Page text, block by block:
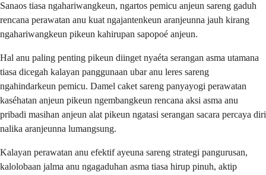
Sanaos tiasa ngahariwangkeun, ngartos pemicu anjeun sareng gaduh
rencana perawatan anu kuat ngajantenkeun aranjeunna jauh kirang
ngahariwangkeun pikeun kahirupan sapopoé anjeun.
Hal anu paling penting pikeun diinget nyaéta serangan asma utamana
tiasa dicegah kalayan panggunaan ubar anu leres sareng
ngahindarkeun pemicu. Damel caket sareng panyayogi perawatan
kaséhatan anjeun pikeun ngembangkeun rencana aksi asma anu
pribadi masihan anjeun alat pikeun ngatasi serangan sacara percaya diri
nalika aranjeunna lumangsung.
Kalayan perawatan anu efektif ayeuna sareng strategi pangurusan,
kalolobaan jalma anu ngagaduhan asma tiasa hirup pinuh, aktip